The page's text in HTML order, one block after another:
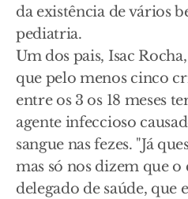
da existência de vários
pediatria.
Um dos pais, Isac
que pelo menos cinco
entre os 3 os 18 meses
agente infeccioso
sangue nas fezes. "Já
mas só nos dizem que o
delegado de saúde, que